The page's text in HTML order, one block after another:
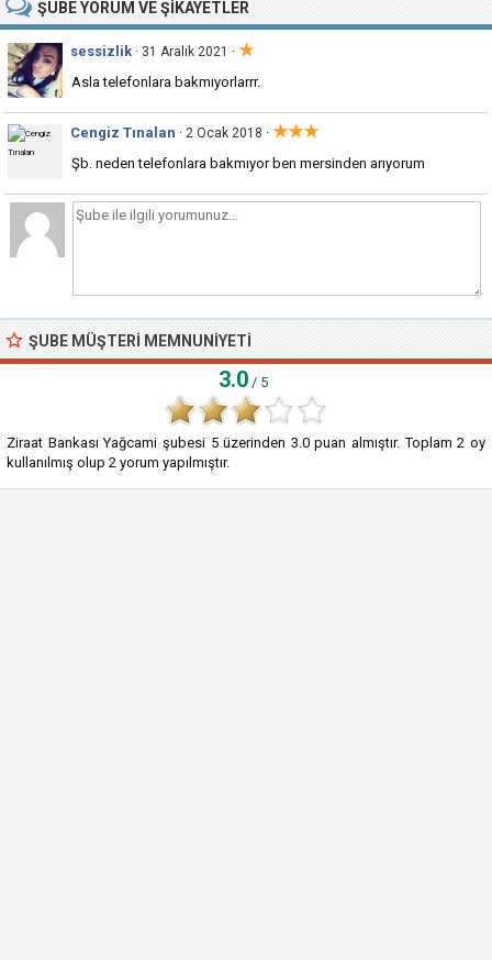
ŞUBEYORUM VE ŞIKAYETLER
sessizlik · 31 Aralık 2021 · ★
Asla telefonlara bakmıyorlarrr.
Cengiz Tınalan · 2 Ocak 2018 · ★★★
Şb. neden telefonlara bakmıyor ben mersinden arıyorum
ŞUBE MÜŞTERI MEMNUNIYETI
3.0 / 5
Ziraat Bankası Yağcami şubesi 5üzerinden 3.0puan almıştır. Toplam2 oy
kullanılmış olup 2 yorum yapılmıştır.